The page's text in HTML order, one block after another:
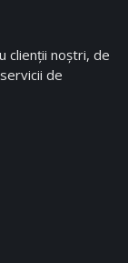
clienții noștri, de
de